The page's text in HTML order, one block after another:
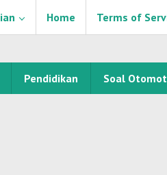
Home Terms of
Pendidikan Soal